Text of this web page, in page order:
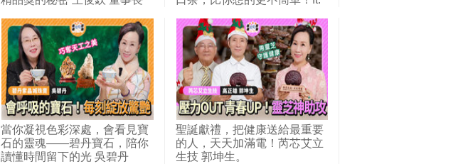
場長。
當你凝視色彩深處，會看見寶
石的靈魂——碧丹寶石，陪你
讀懂時間留下的光 吳碧丹
聖誕獻禮，把健康送給最重要
的人，天天加滿電！芮芯艾立
生技 郭坤生。